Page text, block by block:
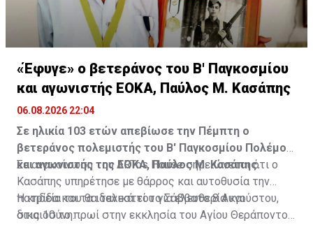
«Έφυγε» ο βετεράνος του Β' Παγκοσμίου
και αγωνιστής ΕΟΚΑ, Παύλος Μ. Κασάπης
06.08.2026 22:04
Σε ηλικία 103 ετών απεβίωσε την Πέμπτη ο
βετεράνος πολεμιστής του Β' Παγκοσμίου Πολέμου
και αγωνιστής της ΕΟΚΑ, Παύλος Μ. Κασάπης.
Σε ανακοίνωση του ARTos House σημειώνεται ότι ο
Κασάπης υπηρέτησε με θάρρος και αυτοθυσία την
πατρίδα και τα ιδανικά του για ελευθερία και
δικαιοσύνη.
Η κηδεία του θα τελεστεί το Σάββατο 8 Αυγούστου,
στις 10 το πρωί στην εκκλησία του Αγίου Θεράποντος